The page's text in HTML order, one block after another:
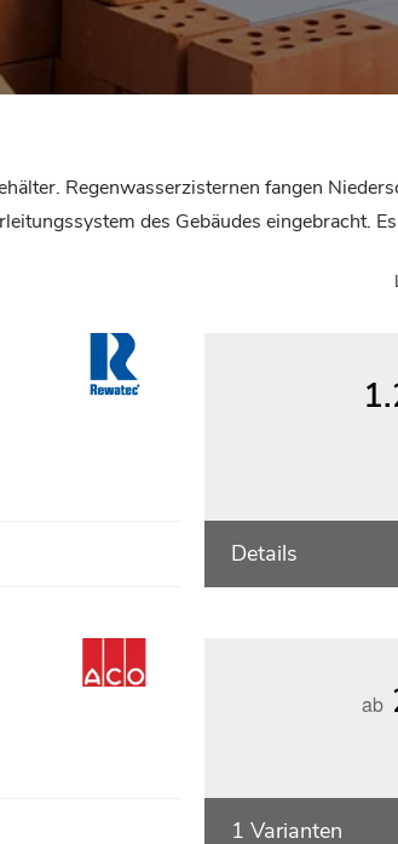
Regenwasserzisternen fangen
des Gebäudes eingebracht.
Details
ab
1 Varianten